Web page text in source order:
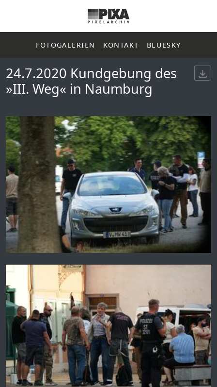
FOTOGALERIEN KONTAKT BLUESKY
24.7.2020 Kundgebung des
»III. Weg« in Naumburg